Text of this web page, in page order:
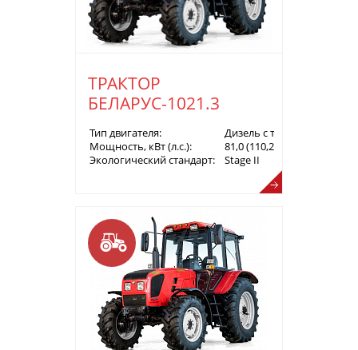
ТРАКТОР
БЕЛАРУС-1021.3
Тип двигателя:
Дизель с турбонаддувом
Мощность, кВт (л.с.):
81,0 (110,2)
Экологический стандарт:
Stage II